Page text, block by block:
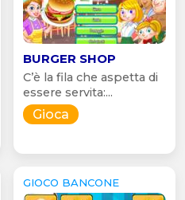
BURGER SHOP
C’è la fila che aspetta di
essere servita:...
Gioca
GIOCO BANCONE